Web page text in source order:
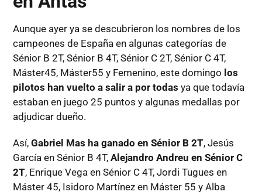
Aunque ayer ya se descubrieron los nombres de los
campeones de España en algunas categorías de
Sénior B 2T, Sénior B 4T, Sénior C 2T, Sénior C 4T,
Máster45, Máster55 y Femenino, este domingo los
pilotos han vuelto a salir a por todas ya que todavía
estaban en juego 25 puntos y algunas medallas por
adjudicar dueño.
Así, Gabriel Mas ha ganado en Sénior B 2T, Jesús
García en Sénior B 4T, Alejandro Andreu en Sénior C
2T, Enrique Vega en Sénior C 4T, Jordi Tugues en
Máster 45, Isidoro Martínez en Máster 55 y Alba